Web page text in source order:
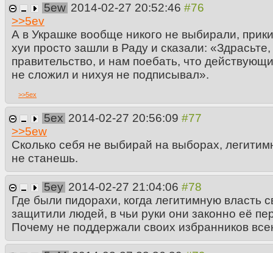
5ew 2014-02-27 20:52:46
>>5ev
А в Украшке вообще никого не выбирали,
хуи просто зашли в Раду и сказали:
правительство, и нам поебать, что
не сложил и нихуя не подписывал».
>>5ex
5ex 2014-02-27 20:56:09
>>5ew
Сколько себя не выбирай на выборах,
не станешь.
5ey 2014-02-27 21:04:06
Где были пидорахи, когда легитимную власть
защитили людей, в чьи руки они законно её
Почему не поддержали своих избранников